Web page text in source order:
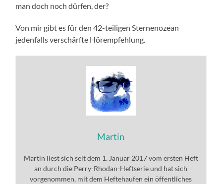
man doch noch dürfen, der?
Von mir gibt es für den 42-teiligen Sternenozean
jedenfalls verschärfte Hörempfehlung.
Martin
Martin liest sich seit dem 1. Januar 2017 vom ersten Heft
an durch die Perry-Rhodan-Heftserie und hat sich
vorgenommen, mit dem Heftehaufen ein öffentliches